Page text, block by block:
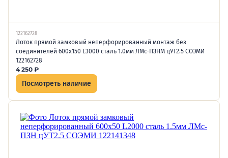
122162728
Лоток прямой замковый неперфорированный монтаж без
соединителей 600х150 L3000 сталь 1.0мм ЛМс-ПЗНМ цУТ2.5 СОЭМИ
122162728
4 250 ₽
Посмотреть наличие